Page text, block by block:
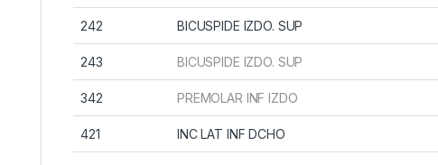
242 BICUSPIDE IZDO. SUP
243 BICUSPIDE IZDO. SUP
342 PREMOLAR INF IZDO
421 INC LAT INF DCHO